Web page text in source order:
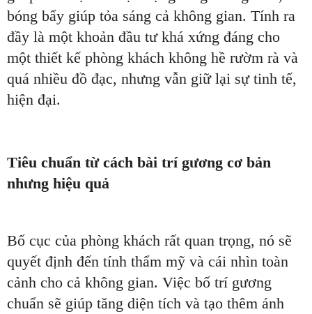
bóng bẩy giúp tỏa sáng cả không gian. Tính ra
đầy là một khoản đầu tư khá xứng đáng cho
một thiết kế phòng khách không hề rườm rà và
quá nhiều đồ đạc, nhưng vẫn giữ lại sự tinh tế,
hiện đại.
Tiêu chuẩn từ cách bài trí gương cơ bản
nhưng hiệu quả
Bố cục của phòng khách rất quan trọng, nó sẽ
quyết định đến tính thẩm mỹ và cái nhìn toàn
cảnh cho cả không gian. Việc bố trí gương
chuẩn sẽ giúp tăng diện tích và tạo thêm ánh